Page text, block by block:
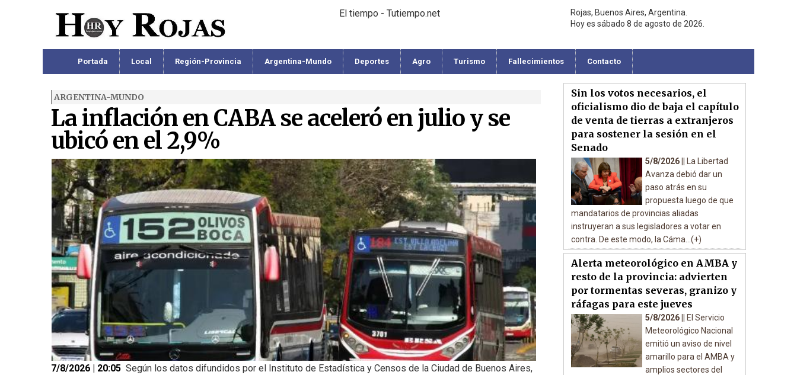
El tiempo - Tutiempo.net
Rojas, Buenos Aires, Argentina.
Hoy es sábado 8 de agosto de 2026.
Portada Local Región-Provincia Argentina-Mundo Deportes Agro Turismo Fallecimientos Contacto
ARGENTINA-MUNDO
La inflación en CABA se aceleró en julio y se
ubicó en el 2,9%
7/8/2026 | 20:05 Según los datos difundidos por el Instituto de Estadística y Censos de la Ciudad de Buenos Aires,
Sin los votos necesarios, el
oficialismo dio de baja el capítulo
de venta de tierras a extranjeros
para sostener la sesión en el
Senado
5/8/2026 ||
La Libertad
Avanza debió dar un
paso atrás en su
propuesta luego de que
mandatarios de provincias aliadas
instruyeran a sus legisladores a votar en
contra. De este modo, la Cáma...(+)
Alerta meteorológico en AMBA y
resto de la provincia: advierten
por tormentas severas, granizo y
ráfagas para este jueves
5/8/2026 ||
El Servicio
Meteorológico Nacional
emitió un aviso de nivel
amarillo para el AMBA y
amplios sectores del